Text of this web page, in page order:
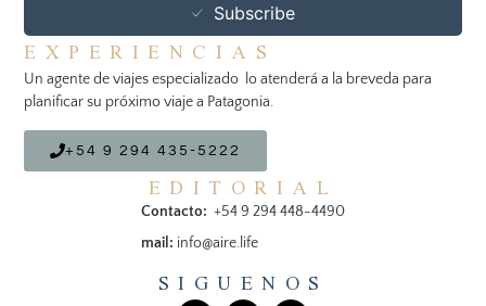
Subscribe
EXPERIENCIAS
Un agente de viajes especializado lo atenderá a la breveda para
planificar su próximo viaje a Patagonia.
+54 9 294 435-5222
EDITORIAL
Contacto: +54 9 294 448-4490
mail: info@aire.life
SIGUENOS